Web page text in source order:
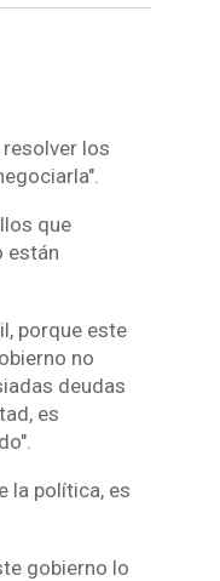
los
que
están
porque este
no
deudas
es
la política, es
gobierno lo